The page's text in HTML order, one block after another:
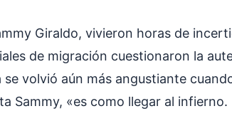
Giraldo, vivieron horas de
de migración cuestionaron la
volvió aún más angustiante
Sammy, «es como llegar al infierno.